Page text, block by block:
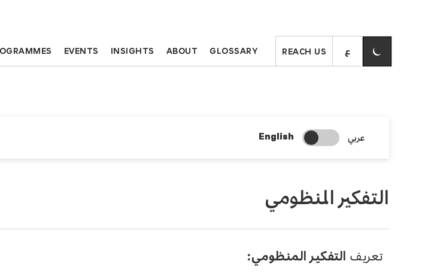
EVENTS INSIGHTS ABOUT GLOSSARY REACH US
English Change Search Language
عربي
التفكير المنظومي
تعريف التفكير المنظومي: